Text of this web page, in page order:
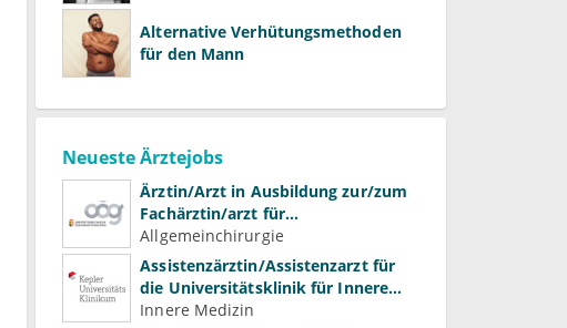
Alternative Verhütungsmethoden
für den Mann
Neueste Ärztejobs
Ärztin/Arzt in Ausbildung zur/zum
Fachärztin/arzt für
Allgemeinchirurgie und
Gefäßchirurgie
Allgemeinchirurgie
Assistenzärztin/Assistenzarzt für
die Universitätsklinik für Innere
Medizin
Innere Medizin